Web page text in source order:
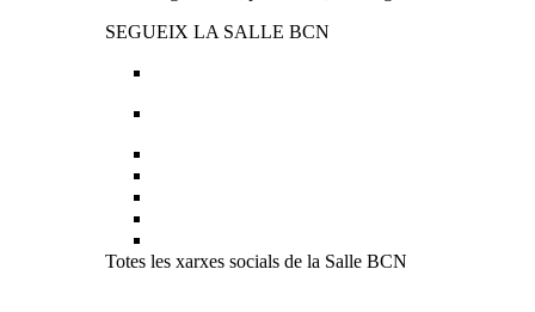
SEGUEIX LA SALLE BCN
Totes les xarxes socials de la Salle BCN